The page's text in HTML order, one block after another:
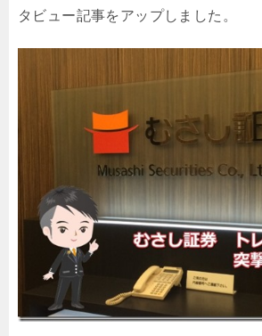
タビュー記事をアップしました。